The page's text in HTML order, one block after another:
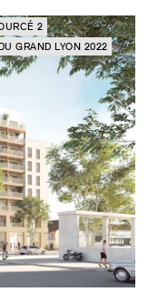
2
GRAND LYON 2022